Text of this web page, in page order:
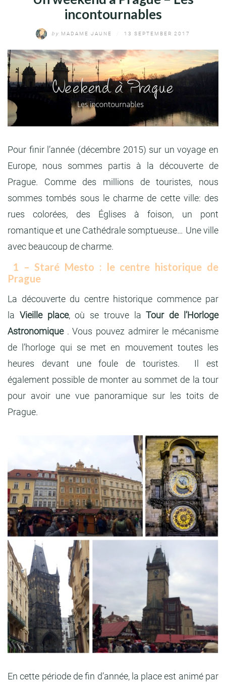
incontournables
by MADAME JAUNE 13 SEPTEMBER 2017
Pour finir l’année (décembre 2015) sur un voyage en
Europe, nous sommes partis à la découverte de
Prague. Comme des millions de touristes, nous
sommes tombés sous le charme de cette ville: des
rues colorées, des Églises à foison, un pont
romantique et une Cathédrale somptueuse… Une ville
avec beaucoup de charme.
1 – Staré Mesto : le centre historique de
Prague
La découverte du centre historique commence par
la Vieille place, où se trouve laTour de l’Horloge
Astronomique . Vous pouvez admirer le mécanisme
de l’horloge qui se met en mouvement toutes les
heures devant une foule de touristes. Il est
également possible de monter au sommet de la tour
pour avoir une vue panoramique sur les toits de
Prague.
En cette période de fin d’année, la place est animé par